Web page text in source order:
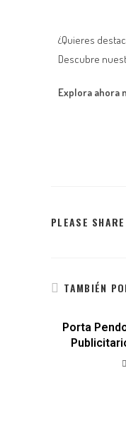
¿Quieres
Descubre
Explora ahora
PLEASE
TAMBIÉN
Porta